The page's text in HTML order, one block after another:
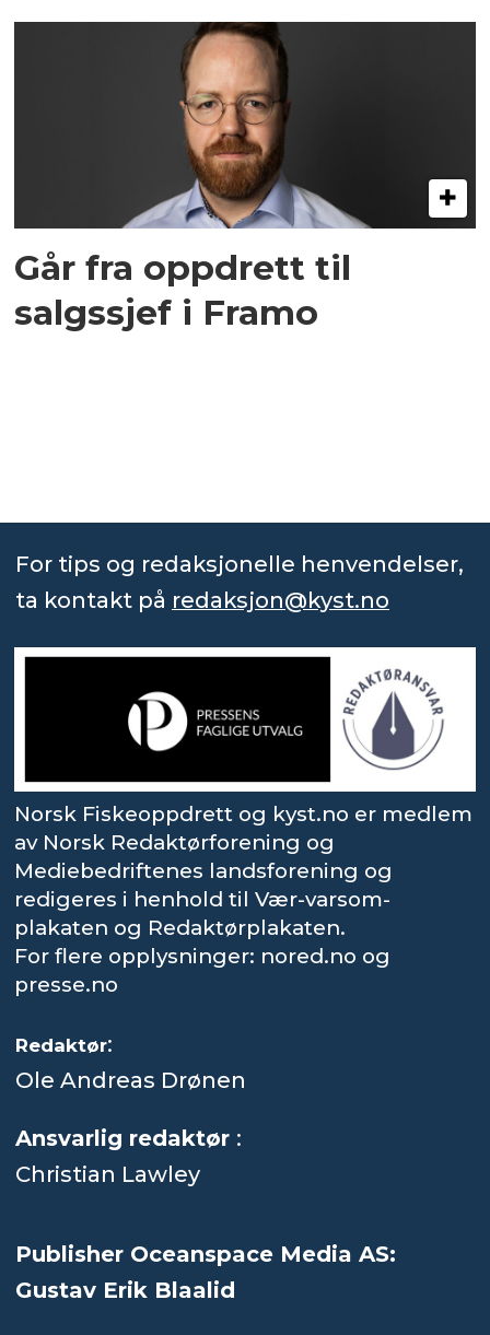
Går fra oppdrett til
salgssjef i Framo
For tips og redaksjonelle henvendelser,
ta kontakt på redaksjon@kyst.no
Norsk Fiskeoppdrett og kyst.no er medlem
av Norsk Redaktørforening og
Mediebedriftenes landsforening og
redigeres i henhold til Vær-varsom-
plakaten og Redaktørplakaten.
For flere opplysninger: nored.no og
presse.no
Redaktør:
Ole Andreas Drønen
Ansvarlig redaktør :
Christian Lawley
Publisher Oceanspace Media AS:
Gustav Erik Blaalid